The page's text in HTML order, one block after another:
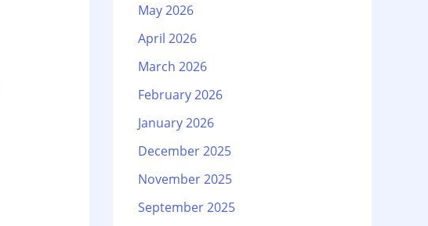
May 2026
April 2026
March 2026
February 2026
January 2026
December 2025
November 2025
September 2025